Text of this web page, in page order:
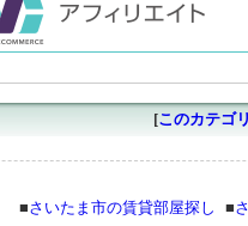
[このカテゴ
■さいたま市の賃貸部屋探し ■